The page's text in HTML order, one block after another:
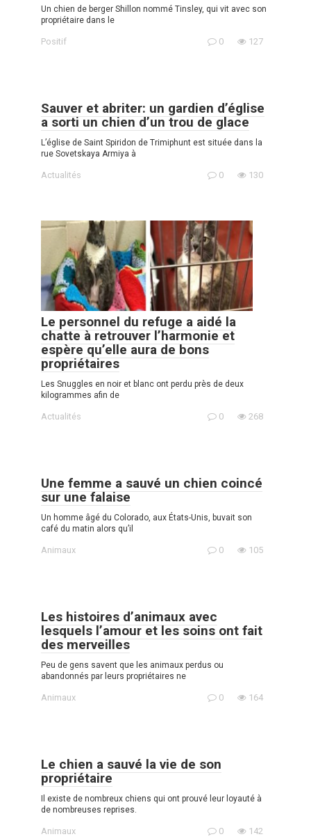
Un chien de berger Shillon nommé Tinsley, qui vit avec son
propriétaire dans le
Positif 0 127
Sauver et abriter: un gardien d’église
a sorti un chien d’un trou de glace
L’église de Saint Spiridon de Trimiphunt est située dans la
rue Sovetskaya Armiya à
Actualités 0 130
Le personnel du refuge a aidé la
chatte à retrouver l’harmonie et
espère qu’elle aura de bons
propriétaires
Les Snuggles en noir et blanc ont perdu près de deux
kilogrammes afin de
Actualités 0 268
Une femme a sauvé un chien coincé
sur une falaise
Un homme âgé du Colorado, aux États-Unis, buvait son
café du matin alors qu’il
Animaux 0 105
Les histoires d’animaux avec
lesquels l’amour et les soins ont fait
des merveilles
Peu de gens savent que les animaux perdus ou
abandonnés par leurs propriétaires ne
Animaux 0 164
Le chien a sauvé la vie de son
propriétaire
Il existe de nombreux chiens qui ont prouvé leur loyauté à
de nombreuses reprises.
Animaux 0 142